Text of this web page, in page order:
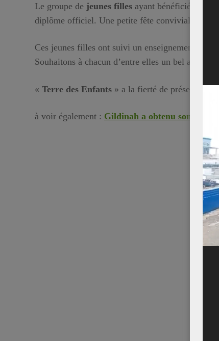
Le groupe de jeunes filles ayant bénéficié,
diplôme officiel. Une petite fête conviviale a
Ces jeunes filles ont suivi un enseignement
Souhaitons à chacun d’entre elles un bel avenir
« Terre des Enfants » a la fierté de présenter la
à voir également : Gildinah a obtenu son